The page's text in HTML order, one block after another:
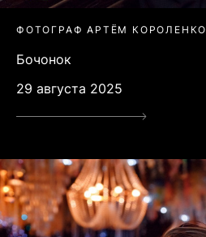
ФОТОГРАФ АРТЁМ КОРОЛЕНКО
Бочонок
29 августа 2025